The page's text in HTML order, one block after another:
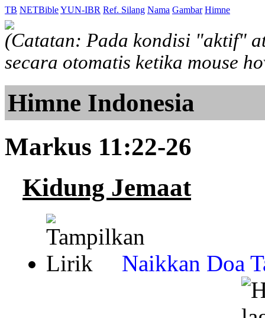
TB NETBibleYUN-IBR Ref. Silang Nama Gambar Himne
(Catatan: Pada kondisi "aktif"
secara otomatis ketika mouse
Himne Indonesia
Markus 11:22-26
Kidung Jemaat
Naikkan Doa